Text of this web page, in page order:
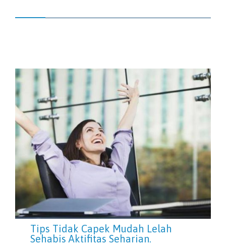
Tips Tidak Capek Mudah Lelah
Sehabis Aktifitas Seharian.